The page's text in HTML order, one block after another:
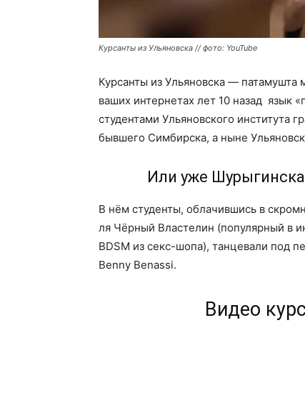
Курсанты из Ульяновска // фото: YouTube
Курсанты из Ульяновска —
ваших интернетах лет 10 назад язык
студентами Ульяновского института
бывшего Симбирска, а ныне
Или уже
В нём студенты, облачившись в
ля Чёрный Властелин (популярный в
BDSM из секс-шопа), танцевали под
Benny Benassi.
Видео